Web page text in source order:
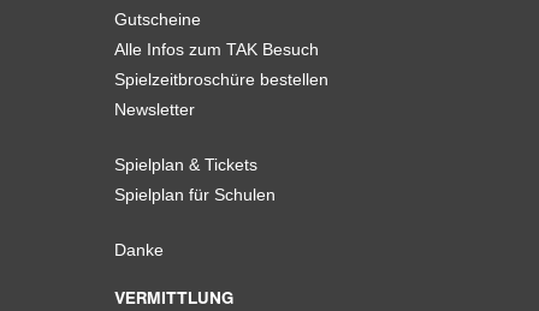
Gutscheine
Alle Infos zum TAK Besuch
Spielzeitbroschüre bestellen
Newsletter
Spielplan & Tickets
Spielplan für Schulen
Danke
VERMITTLUNG